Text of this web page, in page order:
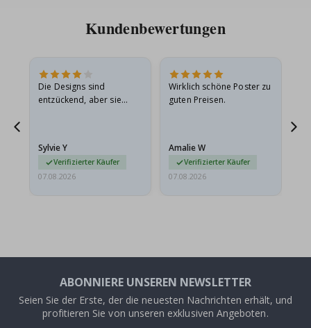
Kundenbewertungen
Die Designs sind
entzückend, aber sie
sie…
Sylvie Y
Verifizierter Käufer
07.08.2026
Wirklich schöne Poster zu
guten Preisen.
Amalie W
Verifizierter Käufer
07.08.2026
ABONNIERE UNSEREN NEWSLETTER
Seien Sie der Erste, der die neuesten Nachrichten erhält, und
profitieren Sie von unseren exklusiven Angeboten.